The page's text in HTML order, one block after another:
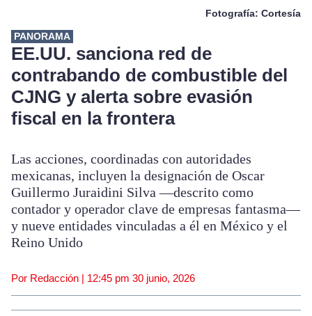
Fotografía: Cortesía
PANORAMA
EE.UU. sanciona red de
contrabando de combustible del
CJNG y alerta sobre evasión
fiscal en la frontera
Las acciones, coordinadas con autoridades
mexicanas, incluyen la designación de Oscar
Guillermo Juraidini Silva —descrito como
contador y operador clave de empresas fantasma—
y nueve entidades vinculadas a él en México y el
Reino Unido
Por Redacción | 12:45 pm 30 junio, 2026